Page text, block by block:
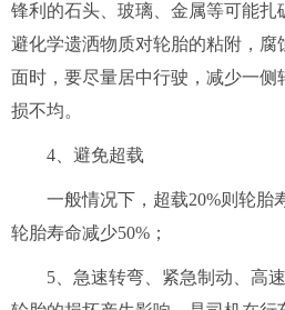
锋利的石头、玻璃、金属等可能扎
避化学遗洒物质对轮胎的粘附，腐
面时，要尽量居中行驶，减少一侧
损不均。
4、避免超载
一般情况下，超载20%则轮胎
轮胎寿命减少50%；
5、急速转弯、紧急制动、高